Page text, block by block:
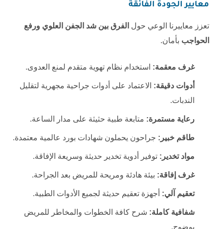
معايير الجودة الفائقة
تعزز معاييرنا الوعي حول الفرق بين شد الجفن العلوي ورفع
الحواجب بأمان.
غرف معقمة: استخدام نظام تهوية متقدم لمنع العدوى.
أدوات دقيقة: الاعتماد على أدوات جراحية مجهرية لتقليل
الندبات.
رعاية مستمرة: متابعة طبية حثيثة على مدار الساعة.
طاقم خبير: جراحون يحملون شهادات بورد عالمية معتمدة.
مواد تخدير: توفير أدوية تخدير حديثة وسريعة الإفاقة.
غرف إفاقة: بيئة هادئة ومريحة للمريض بعد الجراحة.
تعقيم آلي: أجهزة تعقيم حديثة لجميع الأدوات الطبية.
شفافية كاملة: شرح كافة الخطوات والمخاطر للمريض
بوضوح.